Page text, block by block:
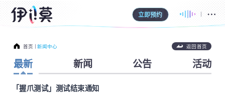
立即预约
首页 新闻中心 返回首页
最新 新闻 公告 活动
「握爪测试」测试结束通知